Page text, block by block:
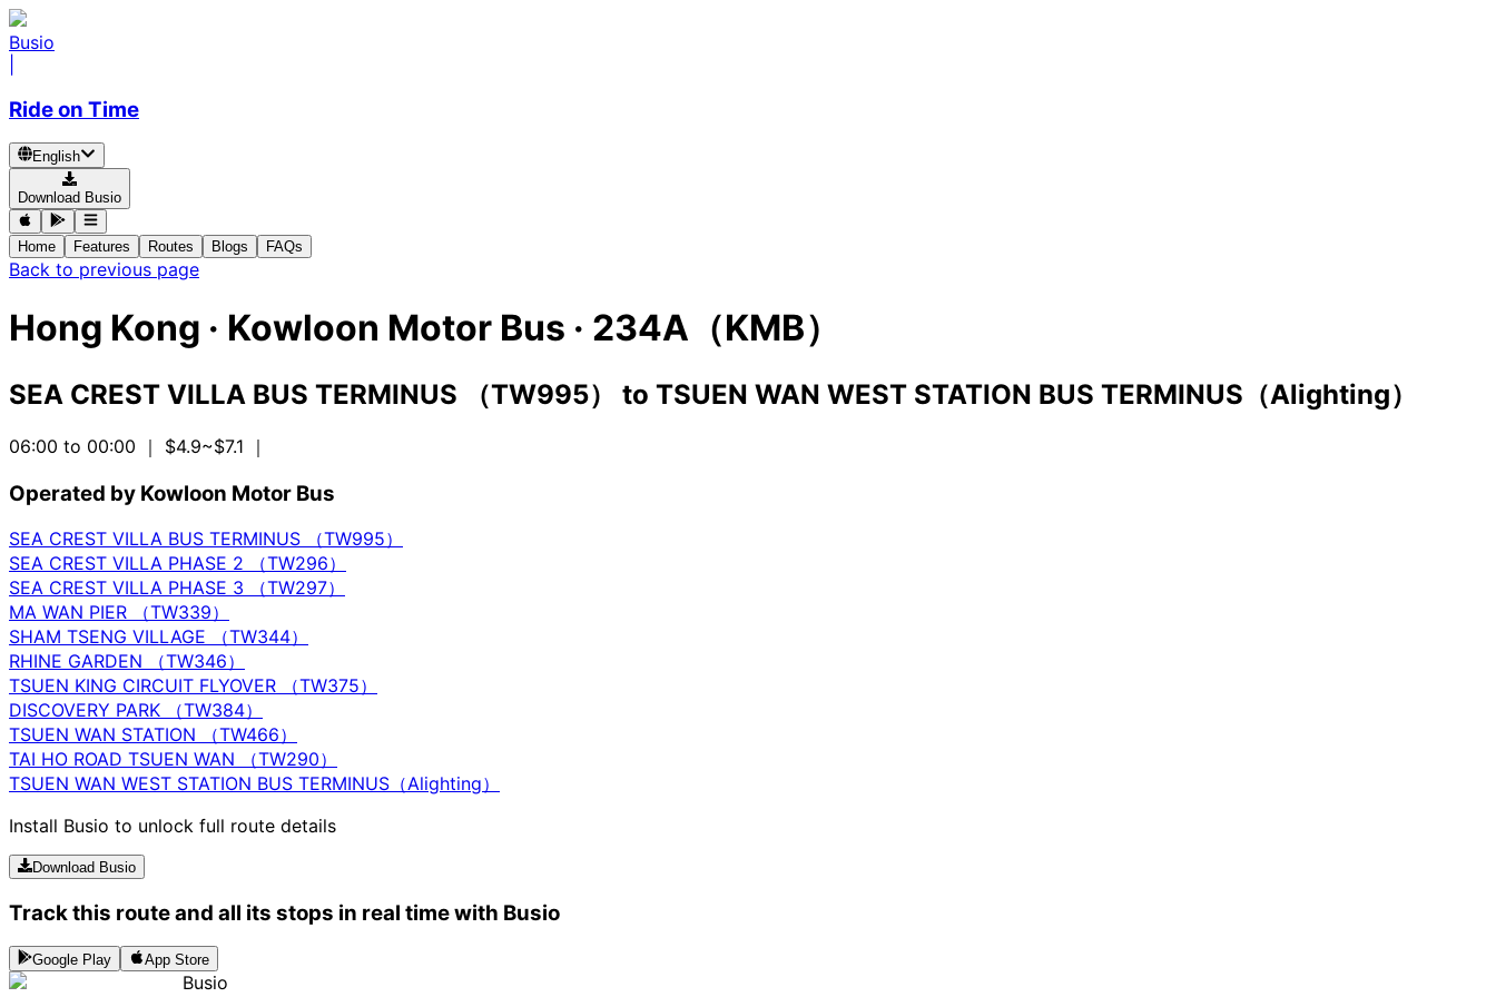
Busio
Ride on Time
English
Download Busio
Home Features Routes Blogs FAQs
Back to previous page
Hong Kong · Kowloon Motor Bus · 234A（KMB）
SEA CREST VILLA BUS TERMINUS （TW995） to TSUEN WAN WEST STATION BUS TERMINUS（Alighting）
06:00 to 00:00 ｜ $4.9~$7.1 ｜
Operated by Kowloon Motor Bus
SEA CREST VILLA BUS TERMINUS （TW995）
SEA CREST VILLA PHASE 2 （TW296）
SEA CREST VILLA PHASE 3 （TW297）
MA WAN PIER （TW339）
SHAM TSENG VILLAGE （TW344）
RHINE GARDEN （TW346）
TSUEN KING CIRCUIT FLYOVER （TW375）
DISCOVERY PARK （TW384）
TSUEN WAN STATION （TW466）
TAI HO ROAD TSUEN WAN （TW290）
TSUEN WAN WEST STATION BUS TERMINUS（Alighting）
Install Busio to unlock full route details
Download Busio
Track this route and all its stops in real time with Busio
Google Play App Store
Busio